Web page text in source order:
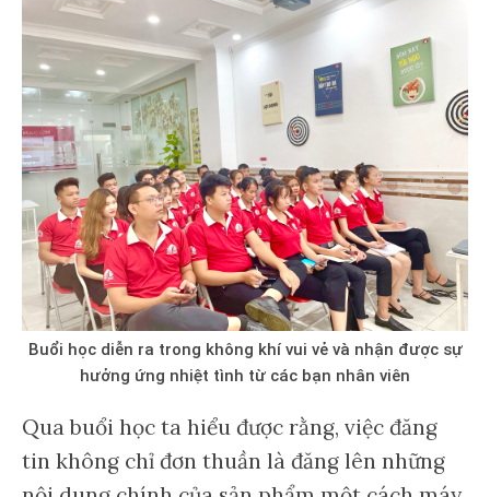
Buổi học diễn ra trong không khí vui vẻ và nhận được sự
hưởng ứng nhiệt tình từ các bạn nhân viên
Qua buổi học ta hiểu được rằng, việc đăng
tin không chỉ đơn thuần là đăng lên những